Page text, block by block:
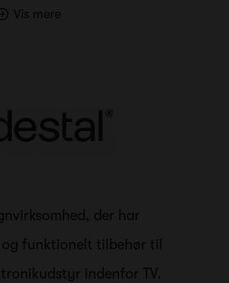
Vis mere
der har
funktionelt tilbehør til
indenfor TV.